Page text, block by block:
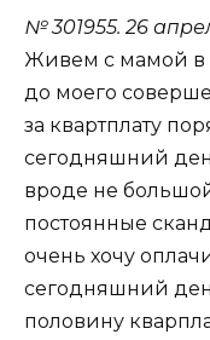
№ 301955. 26
Живем с мамой в
до моего
за квартплату
сегодняшний
вроде не
постоянные
очень хочу
сегодняшний
половину